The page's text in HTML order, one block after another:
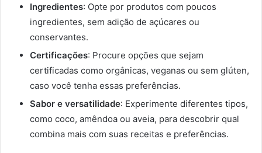
Ingredientes: Opte por produtos com poucos
ingredientes, sem adição de açúcares ou
conservantes.
Certificações: Procure opções que sejam
certificadas como orgânicas, veganas ou sem glúten,
caso você tenha essas preferências.
Sabor e versatilidade: Experimente diferentes tipos,
como coco, amêndoa ou aveia, para descobrir qual
combina mais com suas receitas e preferências.